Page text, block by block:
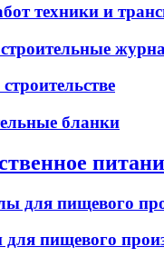
техники и
бланки
для пищевого
пищевого